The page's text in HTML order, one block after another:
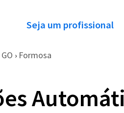
Seja um profissional
GO › Formosa